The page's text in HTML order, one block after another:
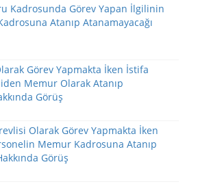
Kadrosunda Görev Yapan İlgilinin
Atanıp Atanamayacağı
Görev Yapmakta İken İstifa
Memur Olarak Atanıp
Görüş
Olarak Görev Yapmakta İken
Memur Kadrosuna Atanıp
Görüş